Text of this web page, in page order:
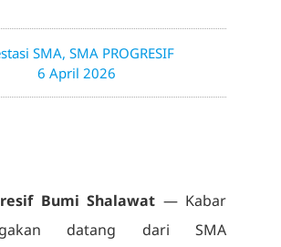
SMA, SMA PROGRESIF
6 April 2026
Bumi Shalawat — Kabar
datang dari SMA